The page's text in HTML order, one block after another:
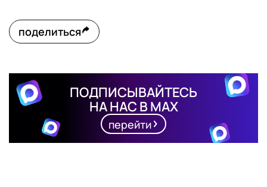
поделиться
ПОДПИСЫВАЙТЕСЬ
НА НАС В MAX
перейти